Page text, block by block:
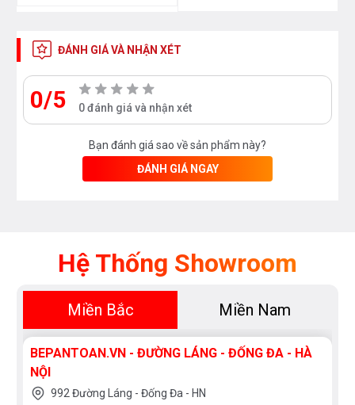
khẩu nguyên chiếc từ Tây Ban Nha, máy được thiết kế
dạng treo âm tủ, phù hợp với không gian nhà bếp thiết
kế dạng tủ liền lạc ,
MÁY HÚT MÙI CLASSICO ES 3070 DMK đạt tiêu
chuẩn của Châu Âu với nhiều chức năng thông minh và
hiện đại nhưng vô cùng tiết kiệm điện, máy gồm 2 chế
ĐÁNH GIÁ VÀ NHẬN XÉT
0/5 0 đánh giá và nhận xét
Bạn đánh giá sao về sản phẩm này?
ĐÁNH GIÁ NGAY
Hệ Thống Showroom
Miền Bắc Miền Nam
BEPANTOAN.VN - ĐƯỜNG LÁNG - ĐỐNG ĐA - HÀ
NỘI
992 Đường Láng - Đống Đa - HN